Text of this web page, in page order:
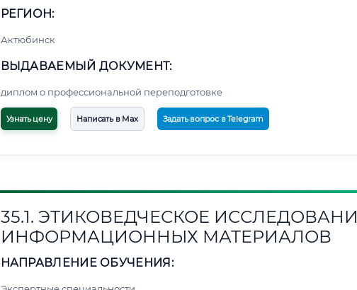
РЕГИОН:
Актюбинск
ВЫДАВАЕМЫЙ ДОКУМЕНТ:
диплом о профессиональной переподготовке
Узнать цену Написать в Max Задать вопрос в Telegram
35.1. ЭТИКОВЕДЧЕСКОЕ
ИНФОРМАЦИОННЫХ МАТЕРИАЛОВ
НАПРАВЛЕНИЕ ОБУЧЕНИЯ: